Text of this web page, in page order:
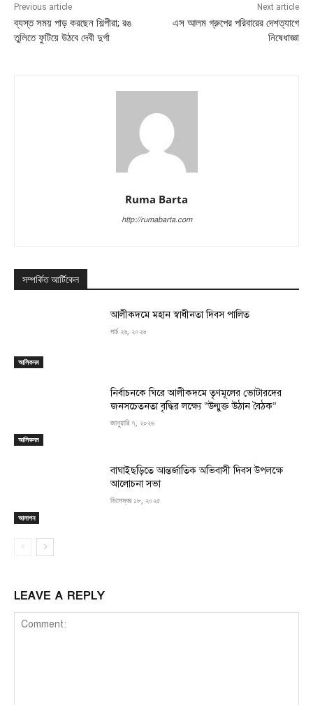
Previous article
ব্যস্ত সময় পাড় করছেন শিল্পীরা; রঙ
তুলিতে ফুটিয়ে উঠবে দেবী দুর্গা
Next article
এস আলম গ্রুপের পরিবারের দেশত্যাগে
নিষেধাজ্ঞা
Ruma Barta
http://rumabarta.com
সম্পর্কিত আর্টিকেল
আলিকদম
‎আলীকদমে মহান স্বাধীনতা দিবস পালিত
মার্চ ২৬, ২০২৬
আলিকদম
নির্বাচনকে ঘিরে আলীকদমে তৃণমূলের ভোটারদের
জনসচেতনতা বৃদ্ধির লক্ষ্যে “উন্মুক্ত উঠান বৈঠক”
জানুয়ারি ৭, ২০২৬
আলাপন
বাঘাইছড়িতে আন্তর্জাতিক অভিবাসী দিবস উপলক্ষে
আলোচনা সভা
ডিসেম্বর ১৮, ২০২৫
LEAVE A REPLY